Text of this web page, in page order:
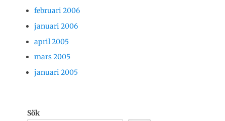
februari 2006
januari 2006
april 2005
mars 2005
januari 2005
Sök